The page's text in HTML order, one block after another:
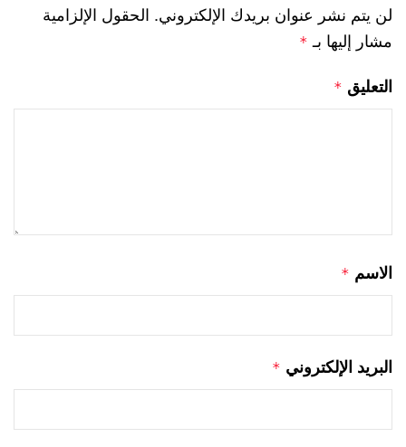
لن يتم نشر عنوان بريدك الإلكتروني. الحقول الإلزامية
مشار إليها بـ *
التعليق *
الاسم *
البريد الإلكتروني *